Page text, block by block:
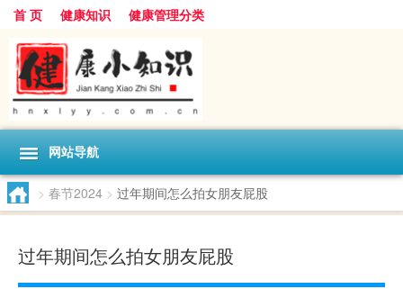
首 页 健康知识 健康管理分类
网站导航
> 春节2024 > 过年期间怎么拍女朋友屁股
过年期间怎么拍女朋友屁股